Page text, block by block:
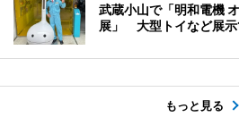
武蔵小山で「明和電機
展」 大型トイなど展
もっと見る